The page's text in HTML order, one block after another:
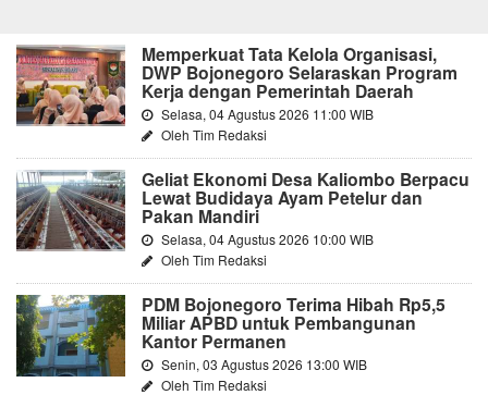
Memperkuat Tata Kelola Organisasi,
DWP Bojonegoro Selaraskan Program
Kerja dengan Pemerintah Daerah
Selasa, 04 Agustus 2026 11:00 WIB
Oleh Tim Redaksi
Geliat Ekonomi Desa Kaliombo Berpacu
Lewat Budidaya Ayam Petelur dan
Pakan Mandiri
Selasa, 04 Agustus 2026 10:00 WIB
Oleh Tim Redaksi
PDM Bojonegoro Terima Hibah Rp5,5
Miliar APBD untuk Pembangunan
Kantor Permanen
Senin, 03 Agustus 2026 13:00 WIB
Oleh Tim Redaksi